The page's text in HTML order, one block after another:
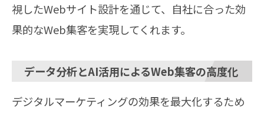
視したWebサイト設計を通じて、自社に合った効
果的なWeb集客を実現してくれます。
データ分析とAI活用によるWeb集客の高度化
デジタルマーケティングの効果を最大化するため